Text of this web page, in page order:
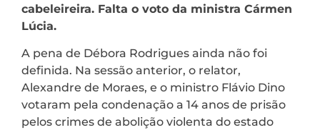
cabeleireira. Falta o voto da ministra Cármen
Lúcia.
A pena de Débora Rodrigues ainda não foi
definida. Na sessão anterior, o relator,
Alexandre de Moraes, e o ministro Flávio Dino
votaram pela condenação a 14 anos de prisão
pelos crimes de abolição violenta do estado